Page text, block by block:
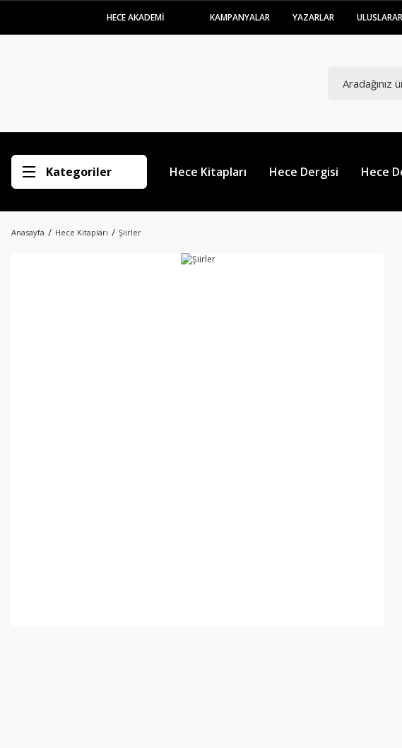
HECE AKADEMİ KAMPANYALAR YAZARLAR
Kategoriler Hece Kitapları Hece Dergisi Hece
Anasayfa Hece Kitapları Şiirler